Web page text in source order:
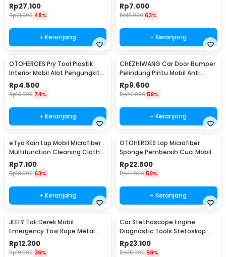
Wind Power 2 PCS - XY044
Rp27.100
Rp51.900 48%
+ Keranjang
Scratch Removal 12ml
Rp7.000
Rp18.900 63%
+ Keranjang
OTOHEROES Pry Tool Plastik
Interior Mobil Alat Pengungkit
Set 4 PCS - AA16
Rp4.500
Rp16.900 74%
+ Keranjang
CHEZHIWANG Car Door Bumper
Pelindung Pintu Mobil Anti
Gores 8 PCS - HT-001
Rp9.600
Rp22.900 59%
+ Keranjang
eTya Kain Lap Mobil Microfiber
Multifunction Cleaning Cloth
30x39cm - H-10
Rp7.100
Rp18.900 63%
+ Keranjang
OTOHEROES Lap Microfiber
Sponge Pembersih Cuci Mobil
Motor - TP266
Rp22.500
Rp44.900 50%
+ Keranjang
JEELY Tali Derek Mobil
Emergency Tow Rope Metal
Buckle U-Type 2.7M - JL30
Rp12.300
Rp19.000 36%
Car Stethoscope Engine
Diagnostic Tools Stetoskop
Mesin Mobil - W80582
Rp23.100
Rp45.900 50%